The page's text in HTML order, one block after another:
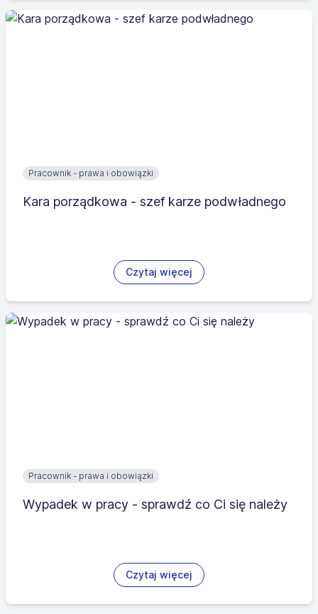
Pracownik - prawa i obowiązki
Kara porządkowa - szef karze podwładnego
Czytaj więcej
Pracownik - prawa i obowiązki
Wypadek w pracy - sprawdź co Ci się należy
Czytaj więcej